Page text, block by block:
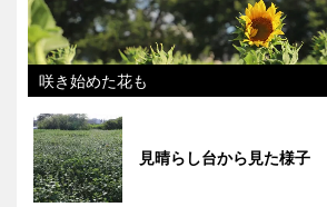
咲き始めた花も
見晴らし台から見た様子